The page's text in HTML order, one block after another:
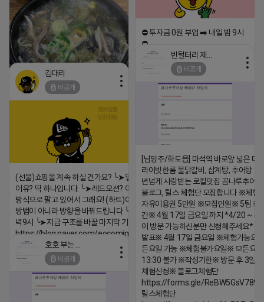
⛔️ 투자금 0원 부업 ➡️ 내일 밤 9시
⛔️
2026-04-18 17:23
https://m.blog.naver.com/wlgus1647/224253846149
2026-04-18 17:23
비공개
[남양주/화도읍] 마석역 바로앞 넓은 매
라이빗한룸 물닭갈비, 삼계탕, 추어탕 맛
년넘게 사랑받는 로컬맛집 곰나루추어
블로그, 릴스 체험단 모집합니다 ※체험
자유이용권 5만원 ※모집인원※ 5팀 ※
간※ 4월 17일 금요일 까지 *4/20 ~ 4/
이 방문 가능하신분만 신청해주세요* ※
발표※ 4월 17일 금요일 ※체험가능요
든요일 가능 ※체험불가요일※ 모든요
13:30 불가 ※작성기한※ 방문 후 3일
체험신청※ 블로그체험단
https://forms.gle/
릴스체험단
김대리
비공개
(선물)쇼핑몰 계속 하실 건가요? ╰➤열심히 해도 안되는
이유? 딱 하나입니다. ╰➤레드오션? 아니요! ╰➤모두 같은
방식으로 팔고 있어서 그래요! (하트)이번엔 다릅니다. ╰➤
방법이 아니라 방향을 바꿔드립니다 ╰➤4월 21일(화) 저
녁9시 ╰➤지금 구조를 바꿀 마지막 기회
https://blog.naver.com/eocomim/224250518436
2026-04-18 17:15
비공개